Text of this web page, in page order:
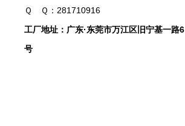
Ｑ Ｑ：281710916
工厂地址：广东·东莞市万江区旧宁基一路6
号